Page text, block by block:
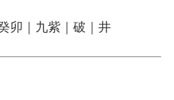
癸卯｜九紫｜破｜井